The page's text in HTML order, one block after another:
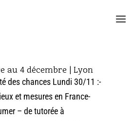
au 4 décembre | Lyon
des chances Lundi 30/11 :-
et mesures en France-
– de tutorée à